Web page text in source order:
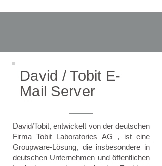
David / Tobit E-
Mail Server
David/Tobit, entwickelt von der deutschen
Firma Tobit Laboratories AG , ist eine
Groupware-Lösung, die insbesondere in
deutschen Unternehmen und öffentlichen